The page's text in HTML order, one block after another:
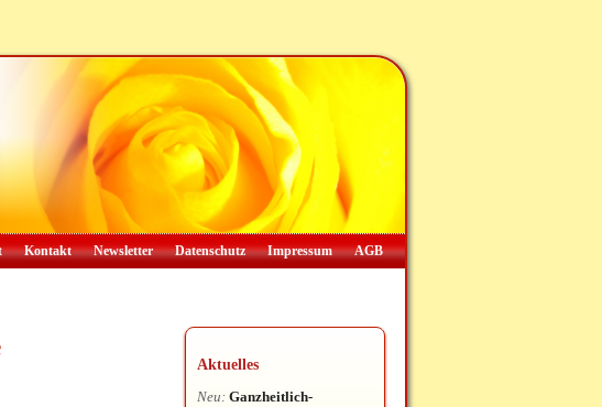
Kontakt Newsletter Datenschutz Impressum AGB
Aktuelles
Neu: Ganzheitlich-